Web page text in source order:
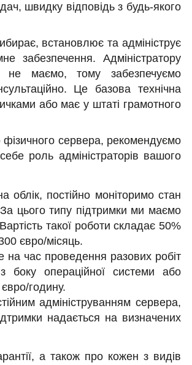
швидку відповідь з будь-якого
встановлює та адмініструє
забезпечення. Адміністратору
маємо, тому забезпечуємо
Це базова технічна
або має у штаті грамотного
фізичного сервера, рекомендуємо
роль адміністраторів вашого
постійно моніторимо стан
цього типу підтримки ми маємо
такої роботи складає 50%
євро/місяць.
час проведення разових робіт
боку операційної системи або
годину.
адмініструванням сервера,
надається на визначених
а також про кожен з видів